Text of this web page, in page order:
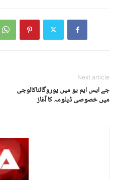
Next article
جے ایس ایم یو میں یوروگائناکالوجی
میں خصوصی ڈپلومہ کا آغاز